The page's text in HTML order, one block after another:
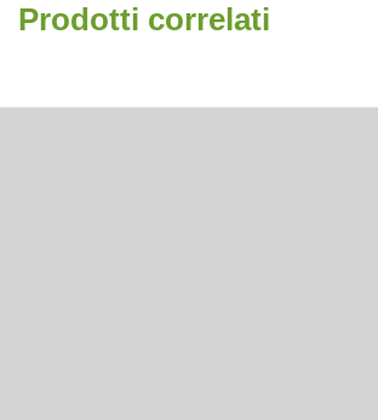
Prodotti correlati